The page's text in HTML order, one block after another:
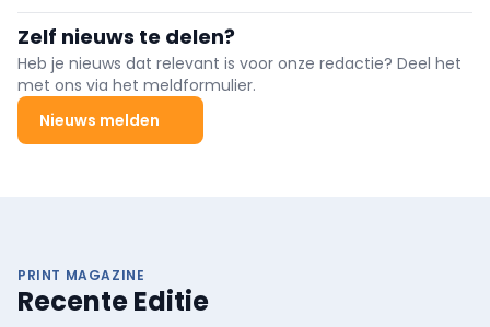
ValkTop en ValkLock. De beurs leverde veel interesse en nieuwe
contacten op.
Zelf nieuws te delen?
Heb je nieuws dat relevant is voor onze redactie? Deel het
met ons via het meldformulier.
Nieuws melden
PRINT MAGAZINE
Recente Editie